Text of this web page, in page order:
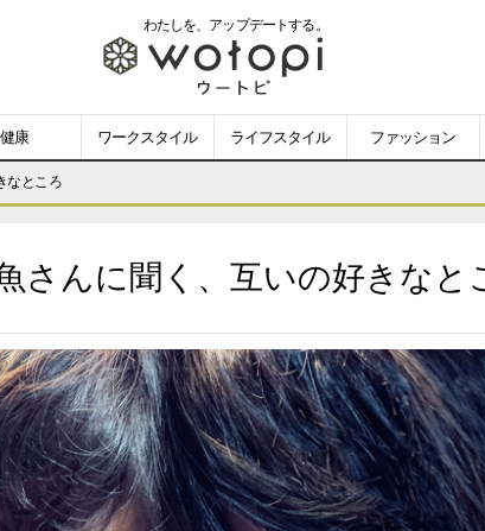
わたしを、 アップデートする。
wotopi
-
ト
ピ
健康 ワークスタイル ライフスタイル ファッション
なところ
さんに聞く、互いの好きなと